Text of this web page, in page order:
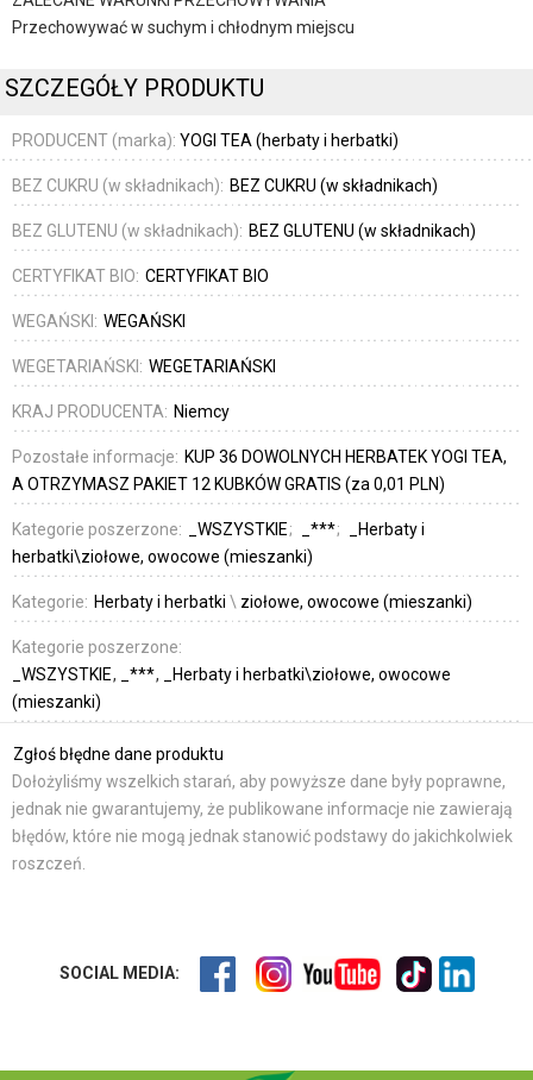
Przechowywać w suchym i chłodnym miejscu
SZCZEGÓŁY PRODUKTU
PRODUCENT (marka): YOGI TEA (herbaty i herbatki)
BEZ CUKRU (w składnikach): BEZ CUKRU (w składnikach)
BEZ GLUTENU (w składnikach): BEZ GLUTENU (w składnikach)
CERTYFIKAT BIO: CERTYFIKAT BIO
WEGAŃSKI: WEGAŃSKI
WEGETARIAŃSKI: WEGETARIAŃSKI
KRAJ PRODUCENTA: Niemcy
Pozostałe informacje: KUP 36 DOWOLNYCH HERBATEK YOGI TEA,
A OTRZYMASZ PAKIET 12 KUBKÓW GRATIS (za 0,01 PLN)
Kategorie poszerzone: _WSZYSTKIE _***
_Herbaty i
herbatki\ziołowe, owocowe (mieszanki)
Kategorie: Herbaty i herbatki \ ziołowe, owocowe (mieszanki)
Kategorie poszerzone:
_WSZYSTKIE
_***
_Herbaty i herbatki\ziołowe, owocowe
(mieszanki)
Zgłoś błędne dane produktu
Dołożyliśmy wszelkich starań, aby powyższe dane były poprawne,
jednak nie gwarantujemy, że publikowane informacje nie zawierają
błędów, które nie mogą jednak stanowić podstawy do jakichkolwiek
roszczeń.
SOCIAL MEDIA: